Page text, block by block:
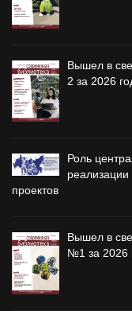
Вышел в
2 за 2026
Роль
проектов
Вышел в
№1 за 2026